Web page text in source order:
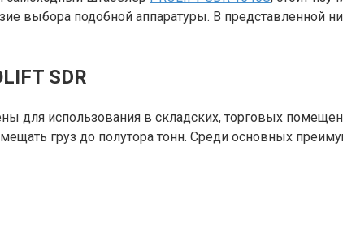
выбора подобной аппаратуры. В представленной
SDR
использования в складских, торговых
груз до полутора тонн. Среди основных